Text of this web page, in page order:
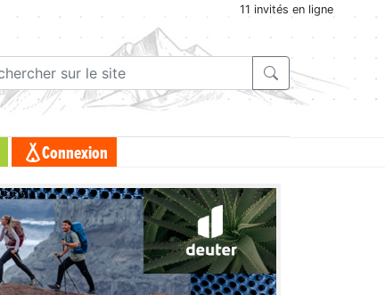
11 invités en ligne
Connexion